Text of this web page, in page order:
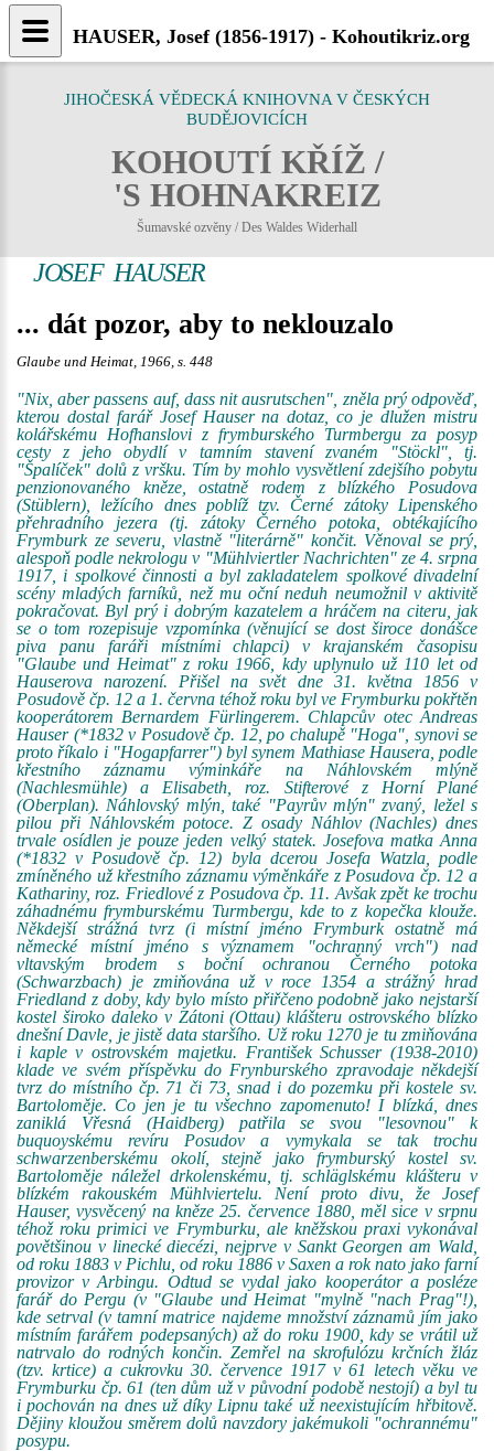
JIHOČESKÁ VĚDECKÁ KNIHOVNA V ČESKÝCH
BUDĚJOVICÍCH
KOHOUTÍ KŘÍŽ /
'S HOHNAKREIZ
Šumavské ozvěny / Des Waldes Widerhall
JOSEF HAUSER
... dát pozor, aby to neklouzalo
Glaube und Heimat, 1966, s. 448
"Nix, aber passens auf, dass nit ausrutschen", zněla prý odpověď,
kterou dostal farář Josef Hauser na dotaz, co je dlužen mistru
kolářskému Hofhanslovi z frymburského Turmbergu za posyp
cesty z jeho obydlí v tamním stavení zvaném "Stöckl", tj.
"Špalíček" dolů z vršku. Tím by mohlo vysvětlení zdejšího pobytu
penzionovaného kněze, ostatně rodem z blízkého Posudova
(Stüblern), ležícího dnes poblíž tzv. Černé zátoky Lipenského
přehradního jezera (tj. zátoky Černého potoka, obtékajícího
Frymburk ze severu, vlastně "literárně" končit. Věnoval se prý,
alespoň podle nekrologu v "Mühlviertler Nachrichten" ze 4. srpna
1917, i spolkové činnosti a byl zakladatelem spolkové divadelní
scény mladých farníků, než mu oční neduh neumožnil v aktivitě
pokračovat. Byl prý i dobrým kazatelem a hráčem na citeru, jak
se o tom rozepisuje vzpomínka (věnující se dost široce donášce
piva panu faráři místními chlapci) v krajanském časopisu
"Glaube und Heimat" z roku 1966, kdy uplynulo už 110 let od
Hauserova narození. Přišel na svět dne 31. května 1856 v
Posudově čp. 12 a 1. června téhož roku byl ve Frymburku pokřtěn
kooperátorem Bernardem Fürlingerem. Chlapcův otec Andreas
Hauser (*1832 v Posudově čp. 12, po chalupě "Hoga", synovi se
proto říkalo i "Hogapfarrer") byl synem Mathiase Hausera, podle
křestního záznamu výminkáře na Náhlovském mlýně
(Nachlesmühle) a Elisabeth, roz. Stifterové z Horní Plané
(Oberplan). Náhlovský mlýn, také "Payrův mlýn" zvaný, ležel s
pilou při Náhlovském potoce. Z osady Náhlov (Nachles) dnes
trvale osídlen je pouze jeden velký statek. Josefova matka Anna
(*1832 v Posudově čp. 12) byla dcerou Josefa Watzla, podle
zmíněného už křestního záznamu výměnkáře z Posudova čp. 12 a
Kathariny, roz. Friedlové z Posudova čp. 11. Avšak zpět ke trochu
záhadnému frymburskému Turmbergu, kde to z kopečka klouže.
Někdejší strážná tvrz (i místní jméno Frymburk ostatně má
německé místní jméno s významem "ochranný vrch") nad
vltavským brodem s boční ochranou Černého potoka
(Schwarzbach) je zmiňována už v roce 1354 a strážný hrad
Friedland z doby, kdy bylo místo přiřčeno podobně jako nejstarší
kostel široko daleko v Zátoni (Ottau) klášteru ostrovského blízko
dnešní Davle, je jistě data staršího. Už roku 1270 je tu zmiňována
i kaple v ostrovském majetku. František Schusser (1938-2010)
klade ve svém příspěvku do Frynburského zpravodaje někdejší
tvrz do místního čp. 71 či 73, snad i do pozemku při kostele sv.
Bartoloměje. Co jen je tu všechno zapomenuto! I blízká, dnes
zaniklá Vřesná (Haidberg) patřila se svou "lesovnou" k
buquoyskému revíru Posudov a vymykala se tak trochu
schwarzenberskému okolí, stejně jako frymburský kostel sv.
Bartoloměje náležel drkolenskému, tj. schläglskému klášteru v
blízkém rakouském Mühlviertelu. Není proto divu, že Josef
Hauser, vysvěcený na kněze 25. července 1880, měl sice v srpnu
téhož roku primici ve Frymburku, ale kněžskou praxi vykonával
povětšinou v linecké diecézi, nejprve v Sankt Georgen am Wald,
od roku 1883 v Pichlu, od roku 1886 v Saxen a rok nato jako farní
provizor v Arbingu. Odtud se vydal jako kooperátor a posléze
farář do Pergu (v "Glaube und Heimat "mylně "nach Prag"!),
kde setrval (v tamní matrice najdeme množství záznamů jím jako
místním farářem podepsaných) až do roku 1900, kdy se vrátil už
natrvalo do rodných končin. Zemřel na skrofulózu krčních žláz
(tzv. krtice) a cukrovku 30. července 1917 v 61 letech věku ve
Frymburku čp. 61 (ten dům už v původní podobě nestojí) a byl tu
i pochován na dnes už díky Lipnu také už neexistujícím hřbitově.
Dějiny kloužou směrem dolů navzdory jakémukoli "ochrannému"
posypu.
HAUSER, Josef (1856-1917) - Kohoutikriz.org